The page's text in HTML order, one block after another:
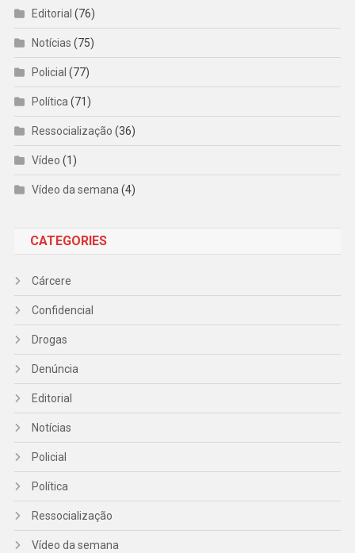
Editorial (76)
Notícias (75)
Policial (77)
Política (71)
Ressocialização (36)
Vídeo (1)
Vídeo da semana (4)
CATEGORIES
Cárcere
Confidencial
Drogas
Denúncia
Editorial
Notícias
Policial
Política
Ressocialização
Vídeo da semana